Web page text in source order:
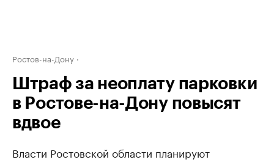
Ростов-на-Дону
Штраф за неоплату парковки
в Ростове-на-Дону повысят
вдвое
Власти Ростовской области планируют